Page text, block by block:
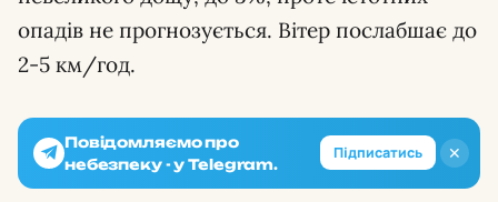
опадів не прогнозується. Вітер послабшає до
2-5 км/год.
✕
Повідомляємо про
небезпеку - у Telegram.
Підписатись